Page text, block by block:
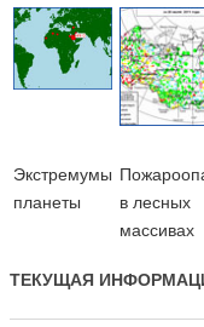
Экстремумы
планеты
в лесных
массивах
ТЕКУЩАЯ